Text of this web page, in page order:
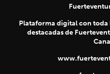
Plataforma digital con
destacadas de